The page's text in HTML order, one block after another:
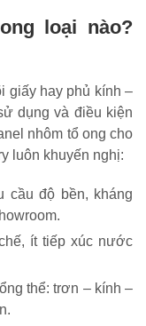
loại nào?
giấy hay phủ kính –
dụng và điều kiện
nhôm tổ ong cho
luôn khuyến nghị:
cầu độ bền, kháng
ít tiếp xúc nước
thể: trơn – kính –